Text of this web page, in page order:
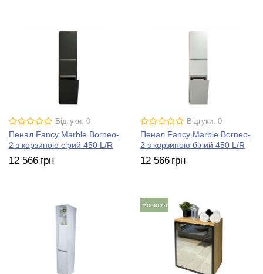
Відгуки: 0
Пенал Fancy Marble Borneo-
2 з корзиною сірий 450 L/R
12 566 грн
Відгуки: 0
Пенал Fancy Marble Borneo-
2 з корзиною білий 450 L/R
12 566 грн
Новинка